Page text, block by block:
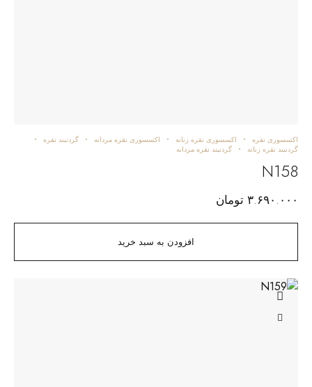
افزودن به سبد خرید
اکسسوری نقره اکسسوری نقره زنانه اکسسوری نقره مردانه
گردنبند نقره
گردنبند نقره زنانه
گردنبند نقره مردانه
N158
۳.۶۹۰.۰۰۰ تومان